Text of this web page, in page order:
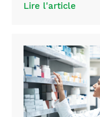
Lire l'article